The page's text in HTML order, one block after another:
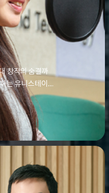
창작의 숨결까
는 유니스테이션
여 있었다. 그 기
, 국원들은 소
. 이렇듯, 유니스
이야기는 오